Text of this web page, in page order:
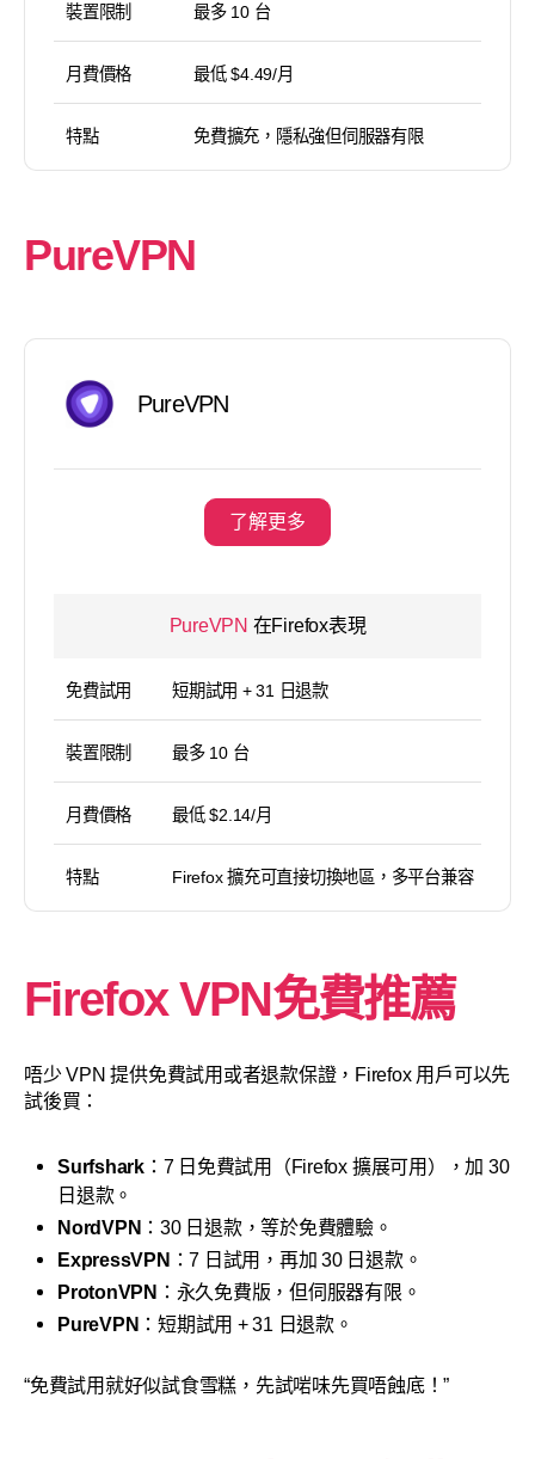
裝置限制 最多 10 台
月費價格 最低 $4.49/月
特點 免費擴充，隱私強但伺服器有限
PureVPN
PureVPN
了解更多
PureVPN 在Firefox表現
免費試用 短期試用 + 31 日退款
裝置限制 最多 10 台
月費價格 最低 $2.14/月
特點 Firefox 擴充可直接切換地區，多平台兼容
Firefox VPN免費推薦
唔少 VPN 提供免費試用或者退款保證，Firefox 用戶可以先
試後買：
Surfshark：7 日免費試用（Firefox 擴展可用），加 30
日退款。
NordVPN ：30 日退款，等於免費體驗。
ExpressVPN ：7 日試用，再加 30 日退款。
ProtonVPN ：永久免費版，但伺服器有限。
PureVPN ：短期試用 + 31 日退款。
“免費試用就好似試食雪糕，先試啱味先買唔蝕底！”